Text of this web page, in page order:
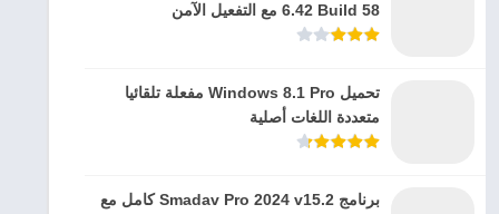
6.42 Build 58 مع التفعيل الآمن
تحميل Windows 8.1 Pro مفعلة تلقائيا
متعددة اللغات أصلية
برنامج Smadav Pro 2024 v15.2 كامل مع